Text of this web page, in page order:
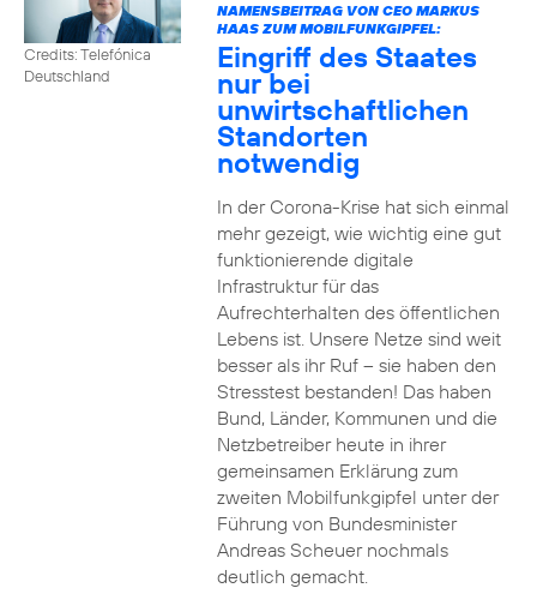
Credits: Telefónica
Deutschland
NAMENSBEITRAG VON CEO MARKUS
HAAS ZUM MOBILFUNKGIPFEL:
Eingriff des Staates
nur bei
unwirtschaftlichen
Standorten
notwendig
In der Corona-Krise hat sich einmal
mehr gezeigt, wie wichtig eine gut
funktionierende digitale
Infrastruktur für das
Aufrechterhalten des öffentlichen
Lebens ist. Unsere Netze sind weit
besser als ihr Ruf – sie haben den
Stresstest bestanden! Das haben
Bund, Länder, Kommunen und die
Netzbetreiber heute in ihrer
gemeinsamen Erklärung zum
zweiten Mobilfunkgipfel unter der
Führung von Bundesminister
Andreas Scheuer nochmals
deutlich gemacht.